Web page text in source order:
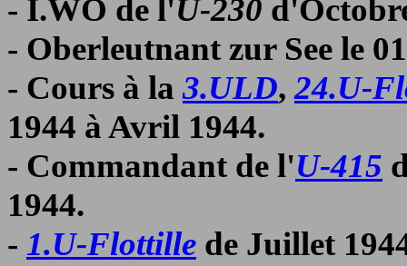
- I.WO de l'U-230
- Oberleutnant zur See le
- Cours à la3.ULD,24.U-
1944 à Avril 1944.
- Commandant de l'U-415
1944.
- 1.U-Flottille de Juillet